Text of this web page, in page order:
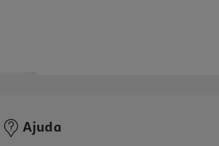
Ajuda